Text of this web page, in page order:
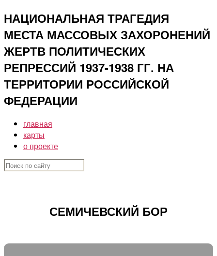
Перейти
к
содержимому
НАЦИОНАЛЬНАЯ ТРАГЕДИЯ
МЕСТА МАССОВЫХ ЗАХОРОНЕНИЙ
ЖЕРТВ ПОЛИТИЧЕСКИХ
РЕПРЕССИЙ 1937-1938 ГГ. НА
ТЕРРИТОРИИ РОССИЙСКОЙ
ФЕДЕРАЦИИ
главная
карты
о проекте
СЕМИЧЕВСКИЙ БОР